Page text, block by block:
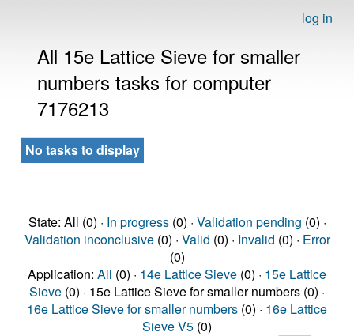
log in
All 15e Lattice Sieve for smaller
numbers tasks for computer
7176213
No tasks to display
State: All (0) · In progress(0) · Validation pending (0) ·
Validation inconclusive(0) · Valid (0) · Invalid (0) · Error
(0)
Application: All (0) · 14e Lattice Sieve (0) · 15e Lattice
Sieve (0) · 15e Lattice Sieve for smaller numbers (0) ·
16e Lattice Sieve for smaller numbers (0) · 16e Lattice
Sieve V5 (0)